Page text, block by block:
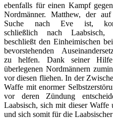
ebenfalls für einen Kampf
Nordmänner. Matthew, der
Suche nach Eve ist,
schließlich nach Laabsisch,
beschließt den Einheimischen
bevorstehenden
zu helfen. Dank seiner
überlegenen Nordmännern
vor diesen fliehen. In der
Waffe mit enormer
vor deren Zündung
Laabsisch, sich mit dieser Waffe
und sich somit für die